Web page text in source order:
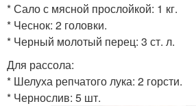
* Сало с мясной прослойкой: 1 кг.
* Чеснок: 2 головки.
* Черный молотый перец: 3 ст. л.
Для рассола:
* Шелуха репчатого лука: 2 горсти.
* Чернослив: 5 шт.